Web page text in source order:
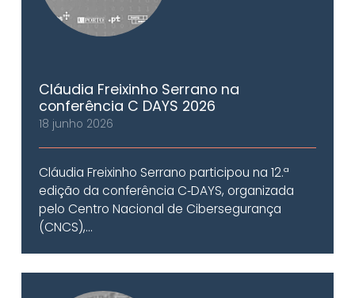
Cláudia Freixinho Serrano na
conferência C DAYS 2026
18 junho 2026
Cláudia Freixinho Serrano participou na 12.ª
edição da conferência C‑DAYS, organizada
pelo Centro Nacional de Cibersegurança
(CNCS),...